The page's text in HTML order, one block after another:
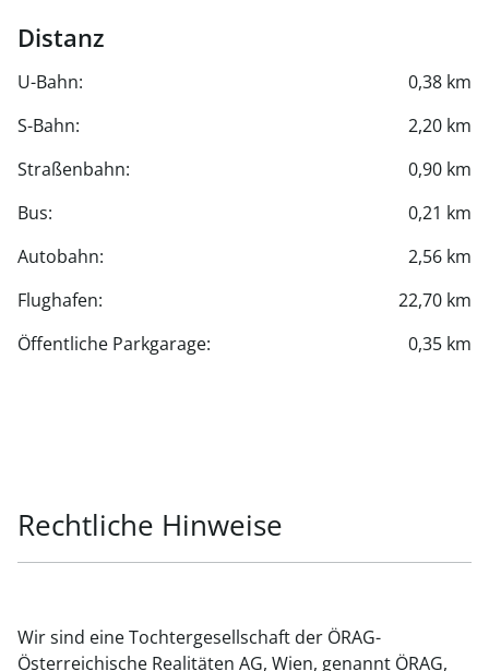
Distanz
U-Bahn:
0,38 km
S-Bahn:
2,20 km
Straßenbahn:
0,90 km
Bus:
0,21 km
Autobahn:
2,56 km
Flughafen:
22,70 km
Öffentliche Parkgarage:
0,35 km
Rechtliche Hinweise
Wir sind eine Tochtergesellschaft der ÖRAG-
Österreichische Realitäten AG, Wien, genannt ÖRAG,